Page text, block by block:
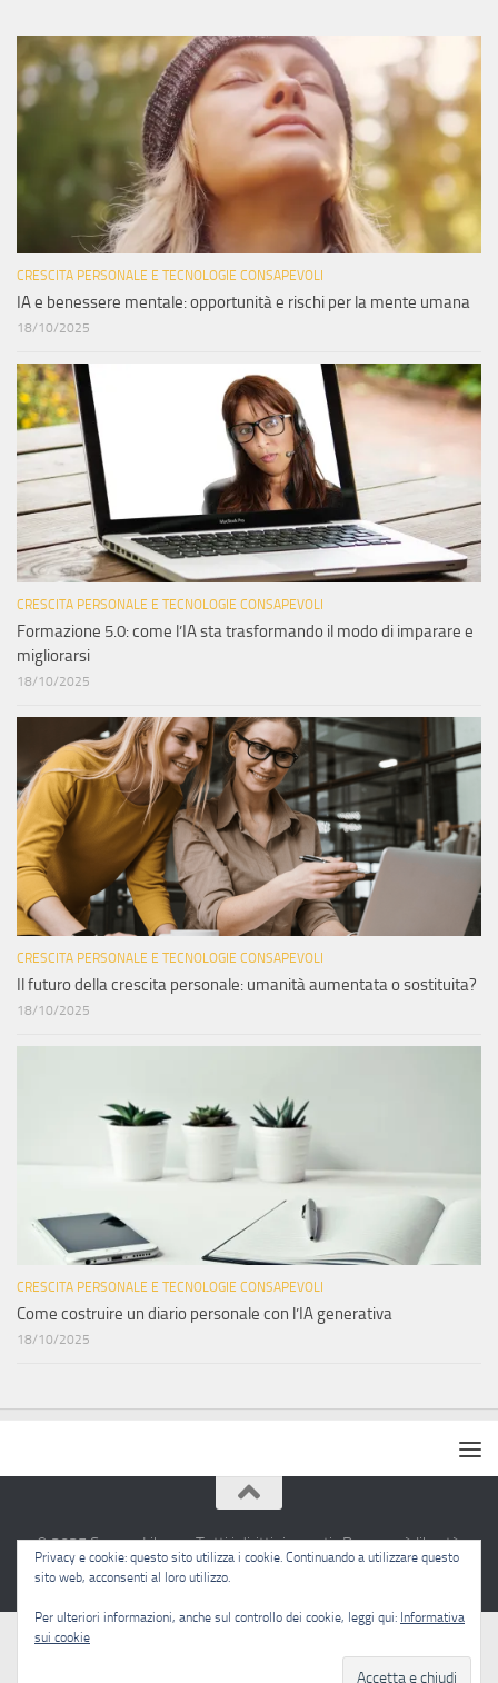
CRESCITA PERSONALE E TECNOLOGIE CONSAPEVOLI
IA e benessere mentale: opportunità e rischi per la mente umana
18/10/2025
CRESCITA PERSONALE E TECNOLOGIE CONSAPEVOLI
Formazione 5.0: come l’IA sta trasformando il modo di imparare e
migliorarsi
18/10/2025
CRESCITA PERSONALE E TECNOLOGIE CONSAPEVOLI
Il futuro della crescita personale: umanità aumentata o sostituita?
18/10/2025
CRESCITA PERSONALE E TECNOLOGIE CONSAPEVOLI
Come costruire un diario personale con l’IA generativa
18/10/2025
© 2025 Sapere Libero · Tutti i diritti riservati · Pensare è libertà.
Privacy e cookie: questo sito utilizza i cookie. Continuando a utilizzare questo
sito web, acconsenti al loro utilizzo.
Per ulteriori informazioni, anche sul controllo dei cookie, leggi qui: Informativa
sui cookie